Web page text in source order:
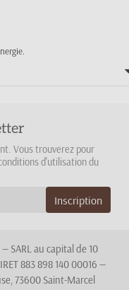
Vous trouverez pour
d'utilisation du
— SARL au capital de 10
883 898 140 00016 —
73600 Saint-Marcel